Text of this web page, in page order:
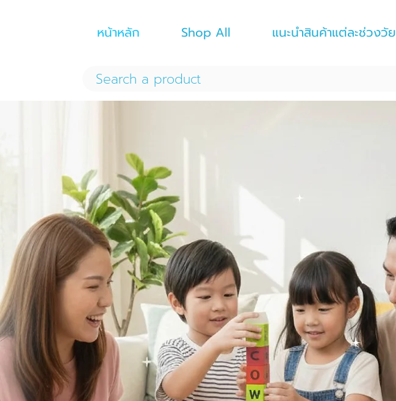
หน้าหลัก Shop All แนะนำสินค้าแต่ละช่วงวัย